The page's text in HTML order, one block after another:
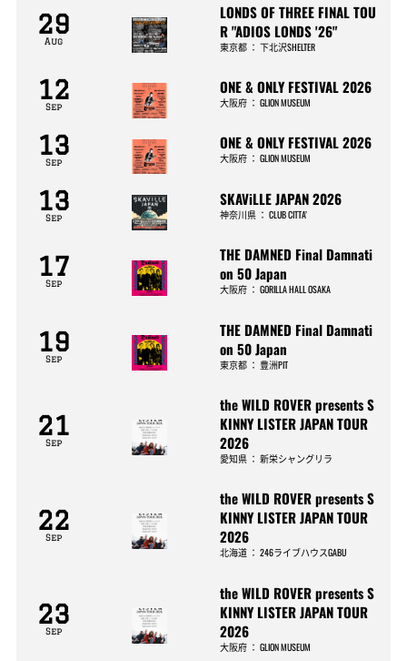
29
Aug
LONDS OF THREE FINAL TOU
R "ADIOS LONDS '26"
東京都 ：下北沢SHELTER
12
Sep
ONE & ONLY FESTIVAL 2026
大阪府 ：GLION MUSEUM
13
Sep
ONE & ONLY FESTIVAL 2026
大阪府 ：GLION MUSEUM
13
Sep
SKAViLLE JAPAN 2026
神奈川県 ：CLUB CITTA’
17
Sep
THE DAMNED Final Damnati
on 50 Japan
大阪府 ：GORILLA HALL OSAKA
19
Sep
THE DAMNED Final Damnati
on 50 Japan
東京都 ：豊洲PIT
21
Sep
the WILD ROVER presents S
KINNY LISTER JAPAN TOUR
2026
愛知県 ：新栄シャングリラ
22
Sep
the WILD ROVER presents S
KINNY LISTER JAPAN TOUR
2026
北海道 ：246ライブハウスGABU
23
Sep
the WILD ROVER presents S
KINNY LISTER JAPAN TOUR
2026
大阪府 ：GLION MUSEUM